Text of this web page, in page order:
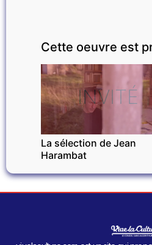
Cette oeuvre est
INVITÉ
La sélection de Jean
Harambat